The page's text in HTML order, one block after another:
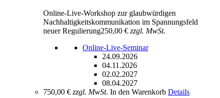
Online-Live-Workshop zur glaubwürdigen
Nachhaltigkeitskommunikation im Spannungsfeld
neuer Regulierung250,00 € zzgl. MwSt.
Online-Live-Seminar
24.09.2026
04.11.2026
02.02.2027
08.04.2027
750,00 € zzgl. MwSt. In den Warenkorb Details